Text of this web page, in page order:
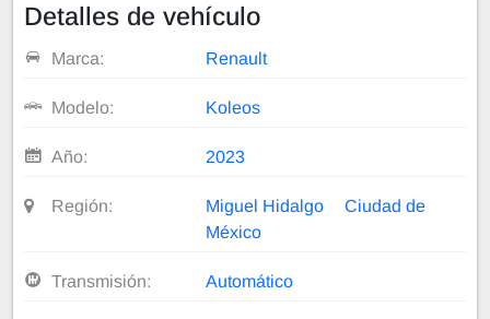
Detalles de vehículo
Marca: Renault
Modelo: Koleos
Año: 2023
Región: Miguel Hidalgo
Ciudad de
México
Transmisión: Automático